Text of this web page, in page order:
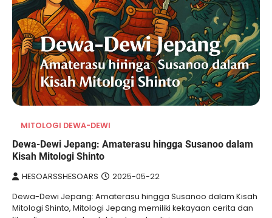
MITOLOGI DEWA-DEWI
Dewa-Dewi Jepang: Amaterasu hingga Susanoo dalam
Kisah Mitologi Shinto
HESOARSSHESOARS 2025-05-22
Dewa-Dewi Jepang: Amaterasu hingga Susanoo dalam Kisah
Mitologi Shinto, Mitologi Jepang memiliki kekayaan cerita dan